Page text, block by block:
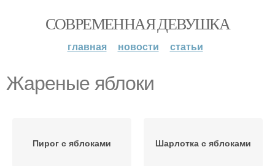
СОВРЕМЕННАЯ ДЕВУШКА
главная новости статьи
Жареные яблоки
Пирог с яблоками Шарлотка с яблоками